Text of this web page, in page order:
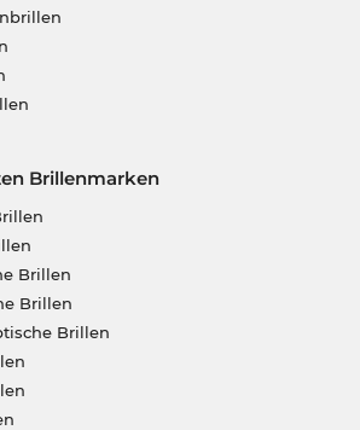
Brillenmarken
Brillen
Brillen
Brillen